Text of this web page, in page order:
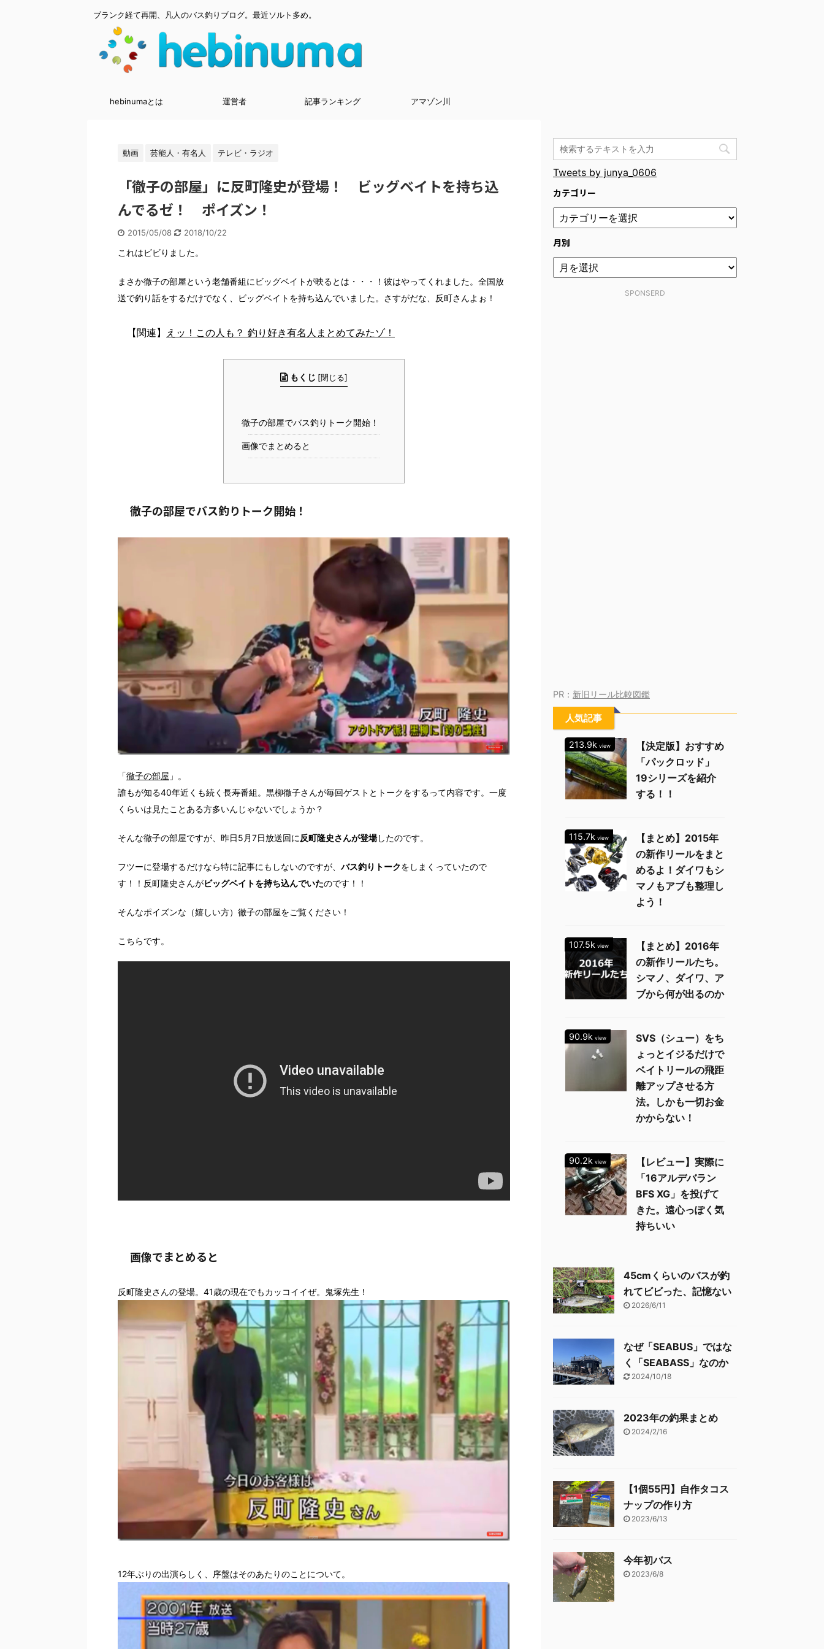
ブランク経て再開、凡人のバス釣りブログ。最近ソルト多め。
hebinumaとは 運営者 記事ランキング アマゾン川
動画 芸能人・有名人 テレビ・ラジオ
「徹子の部屋」に反町隆史が登場！ ビッグベイトを持ち込
んでるゼ！ ポイズン！
2015/05/08 2018/10/22
これはビビりました。
まさか徹子の部屋という老舗番組にビッグベイトが映るとは・・・！彼はやってくれました。全国放
送で釣り話をするだけでなく、ビッグベイトを持ち込んでいました。さすがだな、反町さんよぉ！
【関連】 えッ！この人も？ 釣り好き有名人まとめてみたゾ！
もくじ [閉じる]
徹子の部屋でバス釣りトーク開始！
画像でまとめると
徹子の部屋でバス釣りトーク開始！
「徹子の部屋 」。
誰もが知る40年近くも続く長寿番組。黒柳徹子さんが毎回ゲストとトークをするって内容です。一度
くらいは見たことある方多いんじゃないでしょうか？
そんな徹子の部屋ですが、昨日5月7日放送回に 反町隆史さんが登場したのです。
フツーに登場するだけなら特に記事にもしないのですが、 バス釣りトークをしまくっていたので
す！！反町隆史さんがビッグベイトを持ち込んでいたのです！！
そんなポイズンな（嬉しい方）徹子の部屋をご覧ください！
こちらです。
画像でまとめると
反町隆史さんの登場。41歳の現在でもカッコイイぜ。鬼塚先生！
12年ぶりの出演らしく、序盤はそのあたりのことについて。
Tweets by junya_0606
カテゴリー
月別
SPONSERD
PR： 新旧リール比較図鑑
人気記事
213.9k view
【決定版】おすすめ
「パックロッド」
19シリーズを紹介
する！！
115.7k view
【まとめ】2015年
の新作リールをまと
めるよ！ダイワもシ
マノもアブも整理し
よう！
107.5k view
【まとめ】2016年
の新作リールたち。
シマノ、ダイワ、ア
ブから何が出るのか
90.9k view
SVS（シュー）をち
ょっとイジるだけで
ベイトリールの飛距
離アップさせる方
法。しかも一切お金
かからない！
90.2k view
【レビュー】実際に
「16アルデバラン
BFS XG」を投げて
きた。遠心っぽく気
持ちいい
45cmくらいのバスが釣
れてビビった、記憶ない
2026/6/11
なぜ「SEABUS」ではな
く「SEABASS」なのか
2024/10/18
2023年の釣果まとめ
2024/2/16
【1個55円】自作タコス
ナップの作り方
2023/6/13
今年初バス
2023/6/8